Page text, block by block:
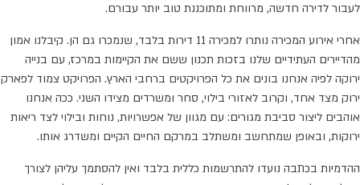
לעבור לדירה חדשה, מרווחת ומתוכננת טוב יותר עבורם.
אחרי אירוע המכירה נותרו למכירה 11 דירות בלבד, שנמכרו גם הן. קיבלנו אמון
מהדיירים העתידיים שלנו בזכות תכנון ששם את הקיימות במרכז, עם בנייה
ירוקה לפיה אנחנו בונים את כל הפרויקטים ברחבי הארץ. הפרויקט צמוד לפארק
ירוק מצד אחד, וקרוב לאזורי בילוי, סחר ומשרדים מצידו השני. ככה אנחנו
אוהבים ליצור סביבת מגורים: עם מגוון של אפשרויות, נוחות ובילוי לצד ריאות
ירוקות, ובאופן שמתחשב ומשתלב במרקם החיים הקיים ומשדרג אותו.
ההדמיות בכתבה נועדו להתרשמות כללית בלבד ואין להסתמך עליהן לצורך